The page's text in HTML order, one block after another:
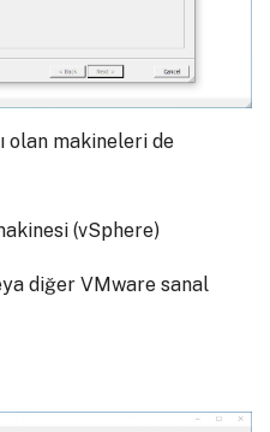
olan makineleri de
(vSphere)
diğer VMware sanal